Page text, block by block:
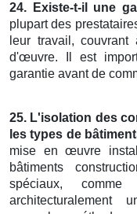
24. Existe-t-il une
plupart des
leur travail,
d'œuvre. Il est
garantie avant de
25. L'isolation des
les types de
mise en œuvre
bâtiments
spéciaux,
architecturalement